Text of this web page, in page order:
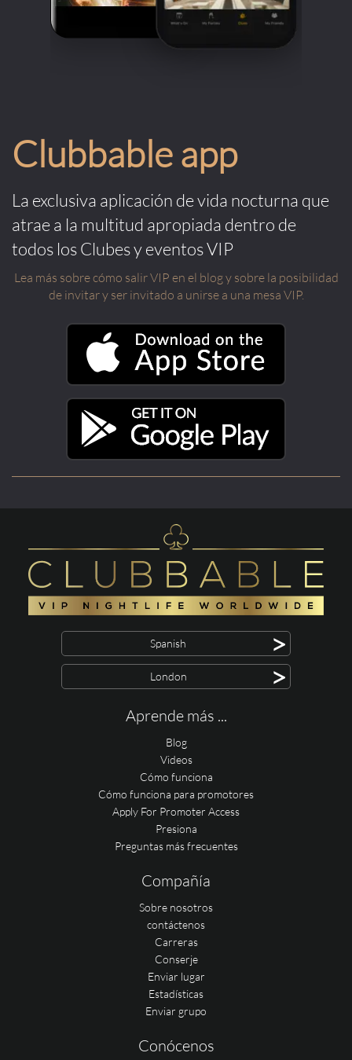
Clubbable app
La exclusiva aplicación de vida nocturna que
atrae a la multitud apropiada dentro de
todos los Clubes y eventos VIP
Lea más sobre cómo salir VIP en el blog y sobre la posibilidad
de invitar y ser invitado a unirse a una mesa VIP.
Spanish >
London >
Aprende más ...
Blog
Videos
Cómo funciona
Cómo funciona para promotores
Apply For Promoter Access
Presiona
Preguntas más frecuentes
Compañía
Sobre nosotros
contáctenos
Carreras
Conserje
Enviar lugar
Estadísticas
Enviar grupo
Conócenos